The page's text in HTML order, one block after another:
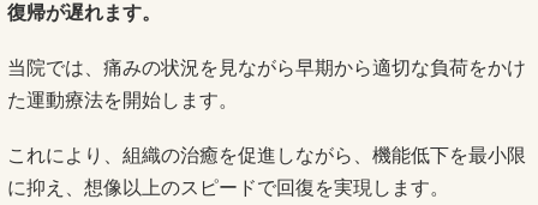
復帰が遅れます。
当院では、痛みの状況を見ながら早期から適切な負荷をかけ
た運動療法を開始します。
これにより、組織の治癒を促進しながら、機能低下を最小限
に抑え、想像以上のスピードで回復を実現します。